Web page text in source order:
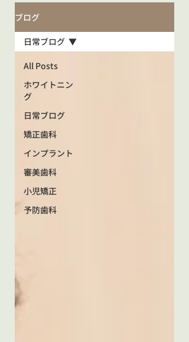
ブログ
All Posts
ホワイトニン
グ
日常ブログ
矯正歯科
インプラント
審美歯科
小児矯正
予防歯科
日常ブログ